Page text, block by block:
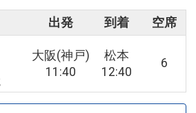
出発 到着 空席
大阪(神戸)
11:40
松本
12:40
6